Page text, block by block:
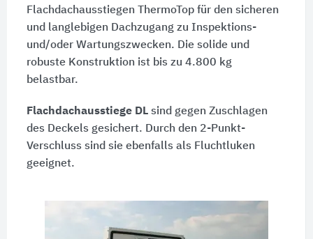
Flachdachausstiegen ThermoTop für den sicheren
und langlebigen Dachzugang zu Inspektions-
und/oder Wartungszwecken. Die solide und
robuste Konstruktion ist bis zu 4.800 kg
belastbar.
Flachdachausstiege DLsind gegen Zuschlagen
des Deckels gesichert. Durch den 2-Punkt-
Verschluss sind sie ebenfalls als Fluchtluken
geeignet.